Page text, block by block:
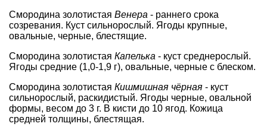
Смородина золотистая Венера - раннего срока
созревания. Куст сильнорослый. Ягоды крупные,
овальные, черные, блестящие.
Смородина золотистая Капелька - куст среднерослый.
Ягоды средние (1,0-1,9 г), овальные, черные с блеском.
Смородина золотистая Кишмишная чёрная - куст
сильнорослый, раскидистый. Ягоды черные, овальной
формы, весом до 3 г. В кисти до 10 ягод. Кожица
средней толщины, блестящая.